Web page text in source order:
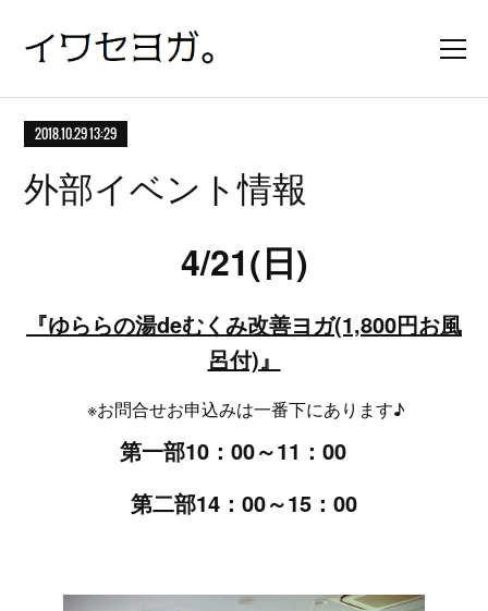
2018.10.29 13:29
外部イベント情報
4/21(日)
『ゆららの湯deむくみ改善ヨガ(1,800円お風
呂付)』
※お問合せお申込みは一番下にあります♪
第一部10：00～11：00
第二部14：00～15：00